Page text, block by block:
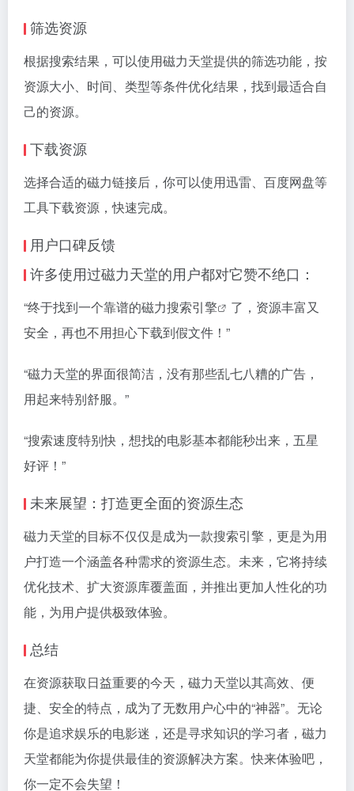
筛选资源
根据搜索结果，可以使用磁力天堂提供的筛选功能，按
资源大小、时间、类型等条件优化结果，找到最适合自
己的资源。
下载资源
选择合适的磁力链接后，你可以使用迅雷、百度网盘等
工具下载资源，快速完成。
用户口碑反馈
许多使用过磁力天堂的用户都对它赞不绝口：
“终于找到一个靠谱的磁力搜索引擎
了，资源丰富又
安全，再也不用担心下载到假文件！”
“磁力天堂的界面很简洁，没有那些乱七八糟的广告，
用起来特别舒服。”
“搜索速度特别快，想找的电影基本都能秒出来，五星
好评！”
未来展望：打造更全面的资源生态
磁力天堂的目标不仅仅是成为一款搜索引擎，更是为用
户打造一个涵盖各种需求的资源生态。未来，它将持续
优化技术、扩大资源库覆盖面，并推出更加人性化的功
能，为用户提供极致体验。
总结
在资源获取日益重要的今天，磁力天堂以其高效、便
捷、安全的特点，成为了无数用户心中的“神器”。无论
你是追求娱乐的电影迷，还是寻求知识的学习者，磁力
天堂都能为你提供最佳的资源解决方案。快来体验吧，
你一定不会失望！